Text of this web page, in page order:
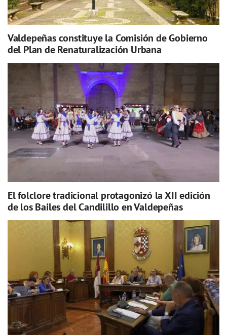
Valdepeñas constituye la Comisión de Gobierno
del Plan de Renaturalización Urbana
El folclore tradicional protagonizó la XII edición
de los Bailes del Candilillo en Valdepeñas